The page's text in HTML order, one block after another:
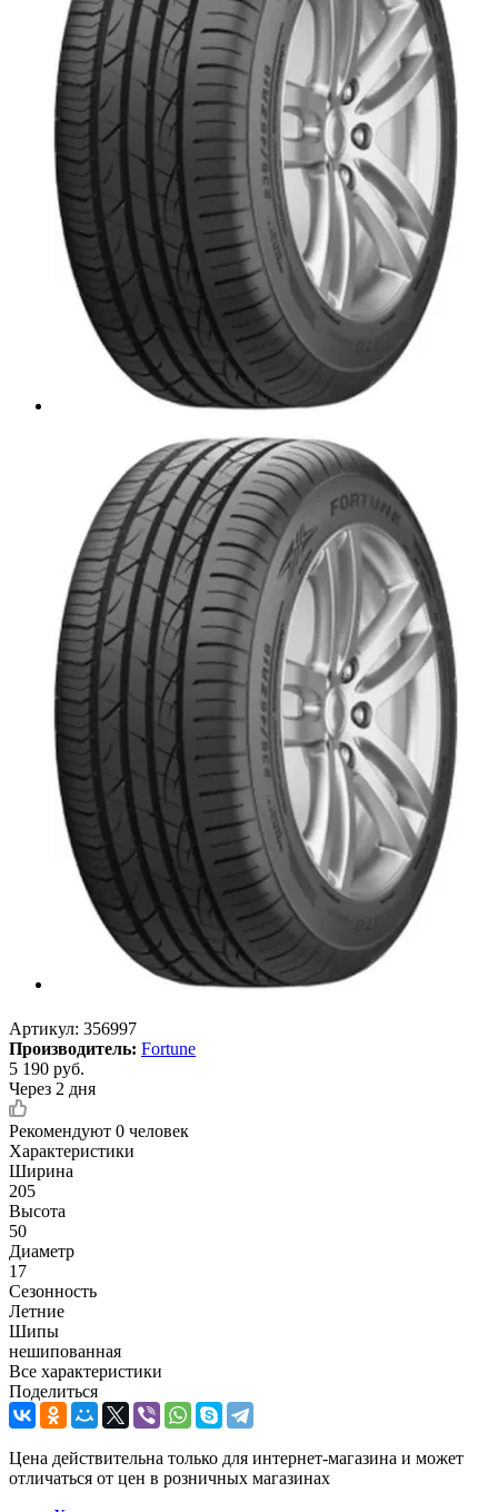
Артикул: 356997
Производитель: Fortune
5 190 руб.
Через 2 дня
Рекомендуют 0 человек
Характеристики
Ширина
205
Высота
50
Диаметр
17
Сезонность
Летние
Шипы
нешипованная
Все характеристики
Поделиться
Цена действительна только для интернет-магазина и может
отличаться от цен в розничных магазинах